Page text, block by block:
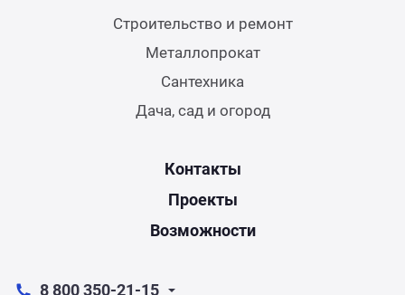
Строительство и ремонт
Металлопрокат
Сантехника
Дача, сад и огород
Контакты
Проекты
Возможности
8 800 350-21-15